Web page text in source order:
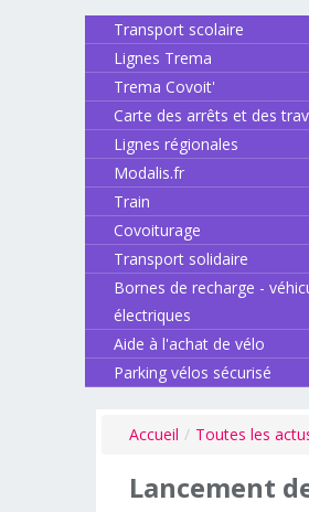
Transport scolaire
Lignes Trema
Trema Covoit'
Carte des arrêts et des
Lignes régionales
Modalis.fr
Train
Covoiturage
Transport solidaire
Bornes de recharge -
électriques
Aide à l'achat de vélo
Parking vélos sécurisé
Accueil / Toutes les
Lancement